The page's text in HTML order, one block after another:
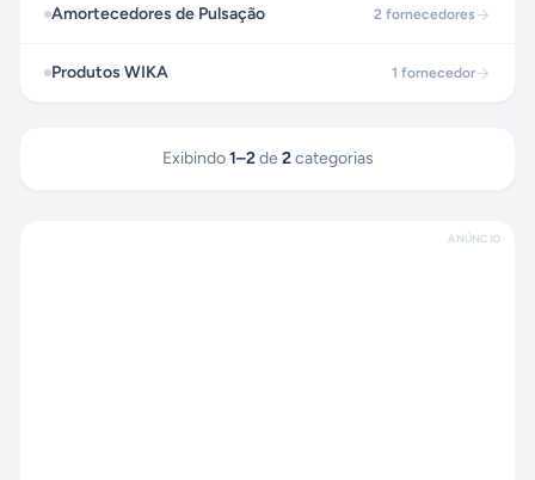
Amortecedores de Pulsação 2 fornecedores
Produtos WIKA 1 fornecedor
Exibindo 1–2 de 2 categorias
ANÚNCIO